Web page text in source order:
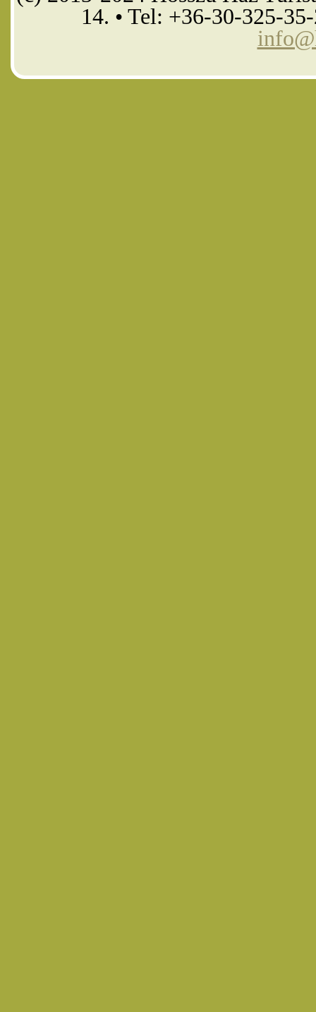
14. • Tel: +36-30-325-